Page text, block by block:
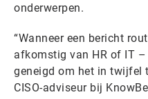
onderwerpen.
“Wanneer een bericht
afkomstig van HR of IT
geneigd om het in twijfel
CISO-adviseur bij